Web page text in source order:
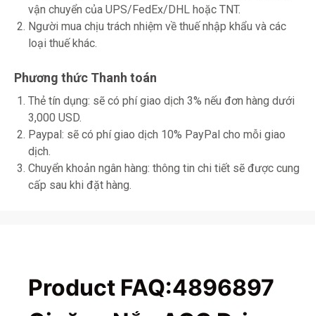
vận chuyển của UPS/FedEx/DHL hoặc TNT.
Người mua chịu trách nhiệm về thuế nhập khẩu và các
loại thuế khác.
Phương thức Thanh toán
Thẻ tín dụng: sẽ có phí giao dịch 3% nếu đơn hàng dưới
3,000 USD.
Paypal: sẽ có phí giao dịch 10% PayPal cho mỗi giao
dịch.
Chuyển khoản ngân hàng: thông tin chi tiết sẽ được cung
cấp sau khi đặt hàng.
Product FAQ:4896897